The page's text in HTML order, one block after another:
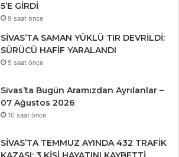
5’E GİRDİ
9 saat önce
SİVAS’TA SAMAN YÜKLÜ TIR DEVRİLDİ:
SÜRÜCÜ HAFİF YARALANDI
9 saat önce
Sivas’ta Bugün Aramızdan Ayrılanlar –
07 Ağustos 2026
10 saat önce
SİVAS’TA TEMMUZ AYINDA 432 TRAFİK